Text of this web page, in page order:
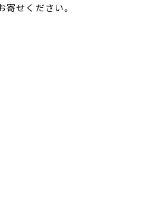
せください。